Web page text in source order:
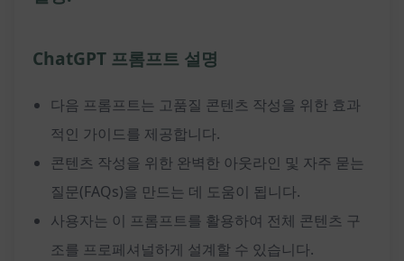
ChatGPT 프롬프트 설명
다음 프롬프트는 고품질 콘텐츠 작성을 위한 효과
적인 가이드를 제공합니다.
콘텐츠 작성을 위한 완벽한 아웃라인 및 자주 묻는
질문(FAQs)을 만드는 데 도움이 됩니다.
사용자는 이 프롬프트를 활용하여 전체 콘텐츠 구
조를 프로페셔널하게 설계할 수 있습니다.